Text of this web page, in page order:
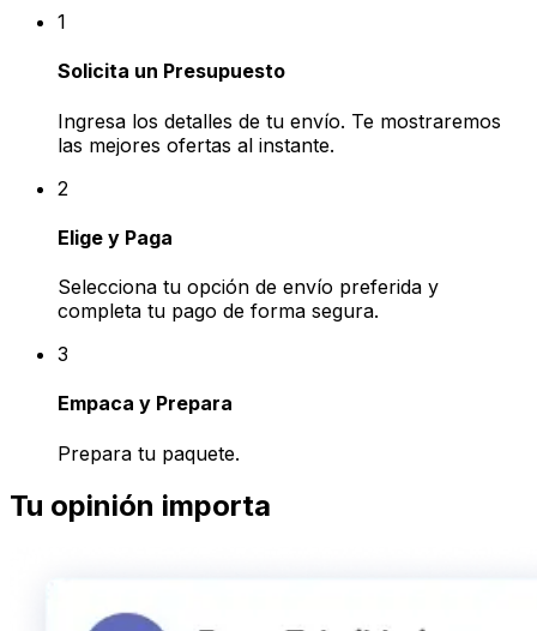
Selecciona tu opción de envío preferida y
3
Empaca y Prepara
Prepara tu paquete.
Tu opinión importa